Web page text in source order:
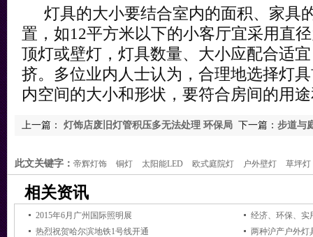
灯具的大小要结合室内的面积、家具
置，如12平方米以下的小客厅宜采用直
顶灯或壁灯，灯具数量、大小应配合适
挤。多位业内人士认为，合理地选择灯
内空间的大小和形状，要符合房间的用
下一篇： 步道与
上一篇：
灯饰店废旧灯管积压多无法处理 环保局
此文关键字： 帝辉灯饰 铜灯 太阳能LED 欧式庭院灯 户外壁灯 草坪灯
相关资讯
2015年6月广州国际照明展
热烈祝贺哈尔滨地铁1号线开通
两种沪产户外灯